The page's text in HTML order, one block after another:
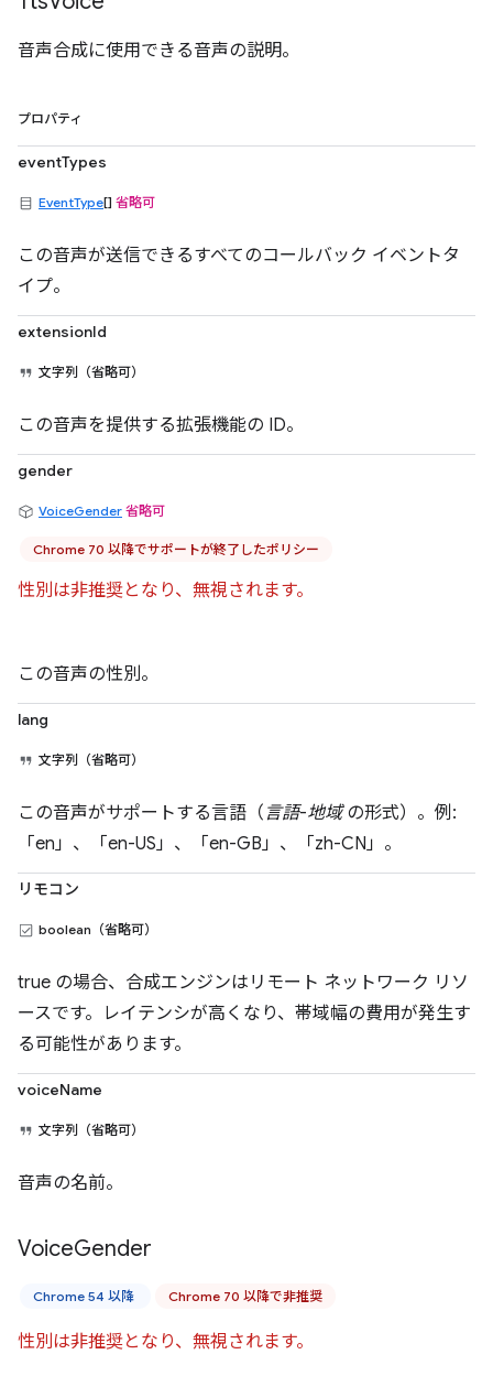
音声合成に使用できる音声の説明。
プロパティ
eventTypes
EventType[] 省略可
この音声が送信できるすべてのコールバック イベントタ
イプ。
extensionId
文字列（省略可）
この音声を提供する拡張機能の ID。
gender
VoiceGender 省略可
Chrome 70 以降でサポートが終了したポリシー
性別は非推奨となり、無視されます。
この音声の性別。
lang
文字列（省略可）
この音声がサポートする言語（ 言語-地域の形式）。例:
「en」、「en-US」、「en-GB」、「zh-CN」。
リモコン
boolean（省略可）
true の場合、合成エンジンはリモート ネットワーク リソ
ースです。レイテンシが高くなり、帯域幅の費用が発生す
る可能性があります。
voiceName
文字列（省略可）
音声の名前。
VoiceGender
Chrome 54 以降 Chrome 70 以降で非推奨
性別は非推奨となり、無視されます。